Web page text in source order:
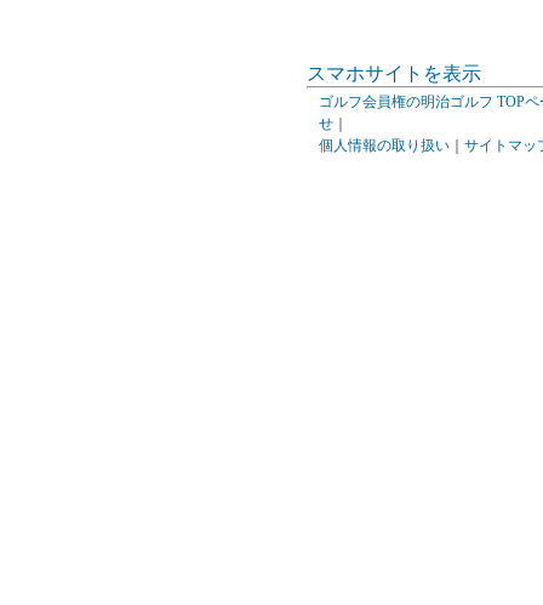
スマホサイトを表示
ゴルフ会員権の明治ゴルフ TOPペ
せ
個人情報の取り扱い
サイトマッ